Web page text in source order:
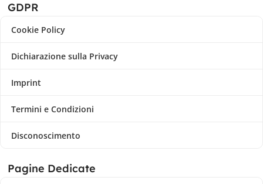
GDPR
Cookie Policy
Dichiarazione sulla Privacy
Imprint
Termini e Condizioni
Disconoscimento
Pagine Dedicate